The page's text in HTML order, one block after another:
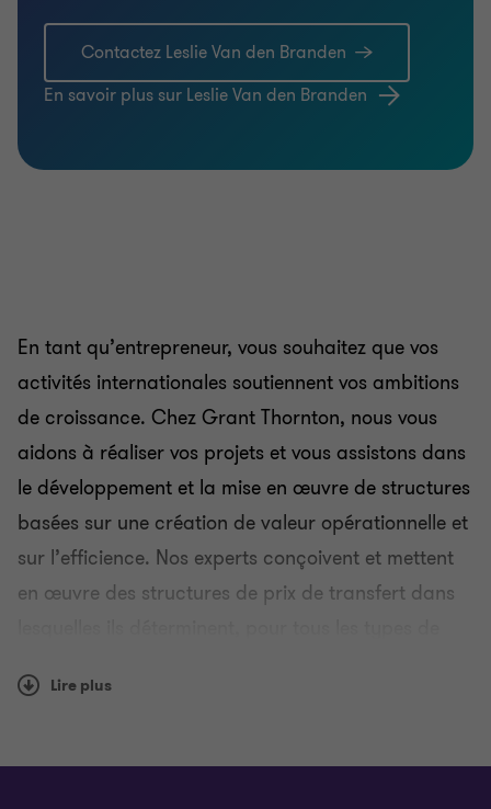
Contactez Leslie Van den Branden
En savoir plus sur Leslie Van den Branden
En tant qu’entrepreneur, vous souhaitez que vos
activités internationales soutiennent vos ambitions
de croissance. Chez Grant Thornton, nous vous
aidons à réaliser vos projets et vous assistons dans
le développement et la mise en œuvre de structures
basées sur une création de valeur opérationnelle et
sur l’efficience. Nos experts conçoivent et mettent
en œuvre des structures de prix de transfert dans
disposition de propriété intellectuelle,
services centralisés...), des indemnités et marges
Lire plus